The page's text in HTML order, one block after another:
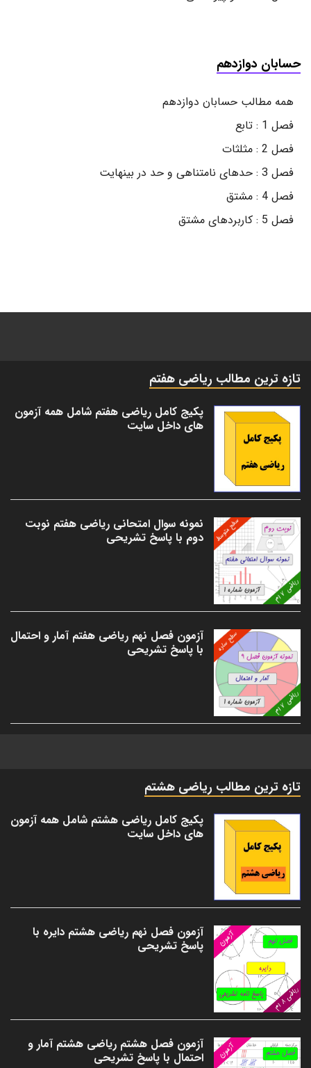
حسابان دوازدهم
همه مطالب حسابان دوازدهم
فصل 1 : تابع
فصل 2 : مثلثات
فصل 3 : حدهای نامتناهی و حد در بینهایت
فصل 4 : مشتق
فصل 5 : کاربردهای مشتق
تازه ترین مطالب ریاضی هفتم
پکیج کامل ریاضی هفتم شامل همه آزمون
های داخل سایت
نمونه سوال امتحانی ریاضی هفتم نوبت
دوم با پاسخ تشریحی
آزمون فصل نهم ریاضی هفتم آمار و احتمال
با پاسخ تشریحی
تازه ترین مطالب ریاضی هشتم
پکیج کامل ریاضی هشتم شامل همه آزمون
های داخل سایت
آزمون فصل نهم ریاضی هشتم دایره با
پاسخ تشریحی
آزمون فصل هشتم ریاضی هشتم آمار و
احتمال با پاسخ تشریحی